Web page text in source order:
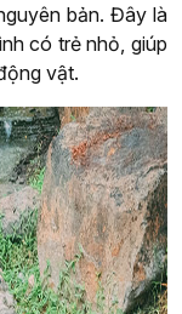
bản. Đây là
có trẻ nhỏ, giúp
vật.